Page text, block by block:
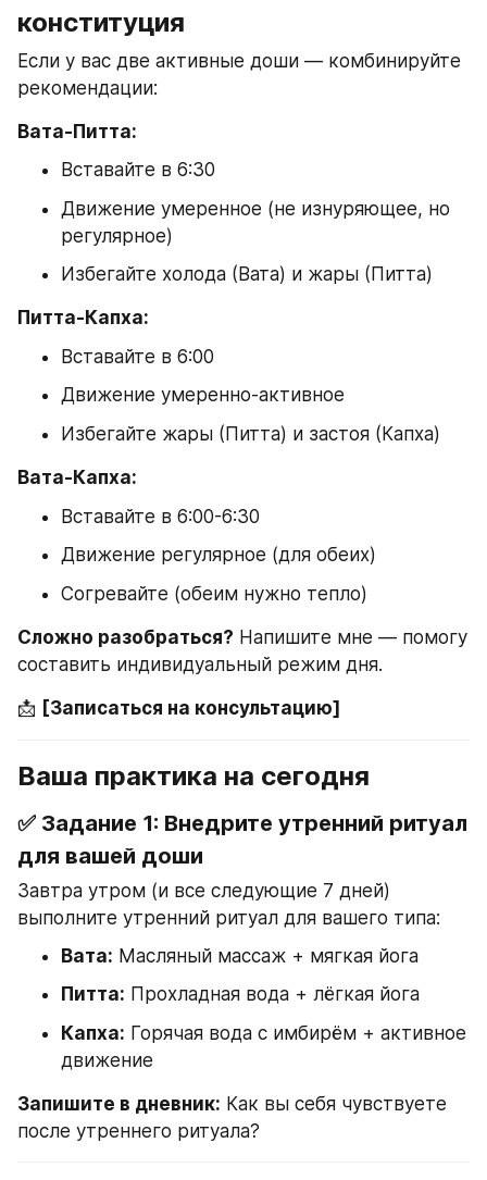
конституция
Если у вас две активные доши — комбинируйте
рекомендации:
Вата-Питта:
Вставайте в 6:30
Движение умеренное (не изнуряющее, но
регулярное)
Избегайте холода (Вата) и жары (Питта)
Питта-Капха:
Вставайте в 6:00
Движение умеренно-активное
Избегайте жары (Питта) и застоя (Капха)
Вата-Капха:
Вставайте в 6:00-6:30
Движение регулярное (для обеих)
Согревайте (обеим нужно тепло)
Сложно разобраться? Напишите мне — помогу
составить индивидуальный режим дня.
📩 [Записаться на консультацию]
Ваша практика на сегодня
✅ Задание 1: Внедрите утренний ритуал
для вашей доши
Завтра утром (и все следующие 7 дней)
выполните утренний ритуал для вашего типа:
Вата: Масляный массаж + мягкая йога
Питта: Прохладная вода + лёгкая йога
Капха: Горячая вода с имбирём + активное
движение
Запишите в дневник: Как вы себя чувствуете
после утреннего ритуала?